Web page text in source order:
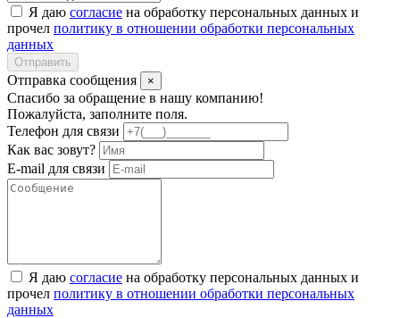
Я даю согласие на обработку персональных данных и
прочел политику в отношении обработки персональных
данных
Отправить
Отправка сообщения ×
Спасибо за обращение в нашу компанию!
Пожалуйста, заполните поля.
Телефон для связи
Как вас зовут?
E-mail для связи
Я даю согласие на обработку персональных данных и
прочел политику в отношении обработки персональных
данных